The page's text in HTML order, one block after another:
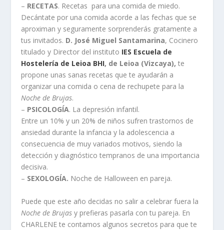
– RECETAS. Recetas para una comida de miedo.
Decántate por una comida acorde a las fechas que se
aproximan y seguramente sorprenderás gratamente a
tus invitados. D. José Miguel Santamarina, Cocinero
titulado y Director del instituto IES Escuela de
Hostelería de Leioa BHI, de Leioa (Vizcaya), te
propone unas sanas recetas que te ayudarán a
organizar una comida o cena de rechupete para la
Noche de Brujas.
– PSICOLOGÍA. La depresión infantil.
Entre un 10% y un 20% de niños sufren trastornos de
ansiedad durante la infancia y la adolescencia a
consecuencia de muy variados motivos, siendo la
detección y diagnóstico tempranos de una importancia
decisiva.
– SEXOLOGÍA. Noche de Halloween en pareja.
Puede que este año decidas no salir a celebrar fuera la
Noche de Brujas y prefieras pasarla con tu pareja. En
CHARLENE te contamos algunos secretos para que te